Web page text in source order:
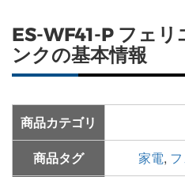
ES-WF41-P フェ
ンクの基本情報
商品カテゴリ
商品タグ
家電,